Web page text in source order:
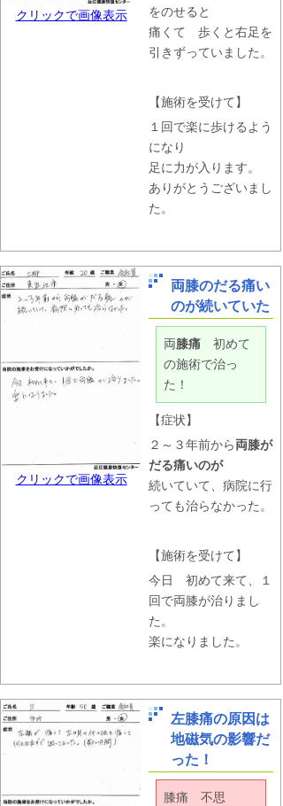
クリックで画像表示
をのせると
痛くて 歩くと右足を
引きずっていました。
【施術を受けて】
１回で楽に歩けるよう
になり
足に力が入ります。
ありがとうございまし
た。
クリックで画像表示
両膝のだる痛い
のが続いていた
両膝痛 初めて
の施術で治っ
た！
【症状】
２～３年前から 両膝が
だる痛いのが
続いていて、病院に行
っても治らなかった。
【施術を受けて】
今日 初めて来て、１
回で両膝が治りまし
た。
楽になりました。
左膝痛の原因は
地磁気の影響だ
った！
膝痛 不思